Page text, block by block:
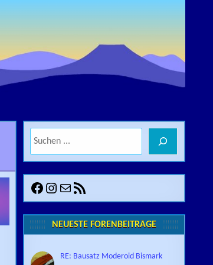
Facebook
Instagram
E-MailRSS-Feed
NEUESTE FORENBEITRÄGE
RE: Bausatz Moderoid Bismark